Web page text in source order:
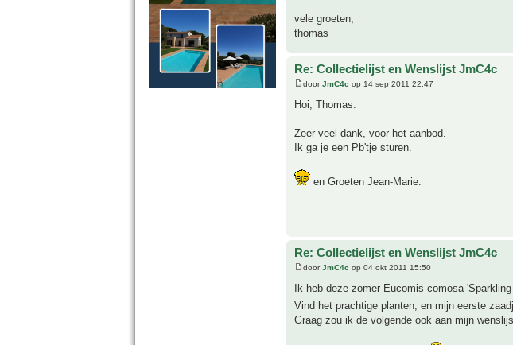
vele groeten,
thomas
Re: Collectielijst en Wenslijst JmC4c
doorJmC4c op 14 sep 2011 22:47
Hoi, Thomas.
Zeer veel dank, voor het aanbod.
Ik ga je een Pb'tje sturen.
en Groeten Jean-Marie.
Re: Collectielijst en Wenslijst JmC4c
doorJmC4c op 04 okt 2011 15:50
Ik heb deze zomer Eucomis comosa
Vind het prachtige planten, en mijn eerste
Graag zou ik de volgende ook aan mijn